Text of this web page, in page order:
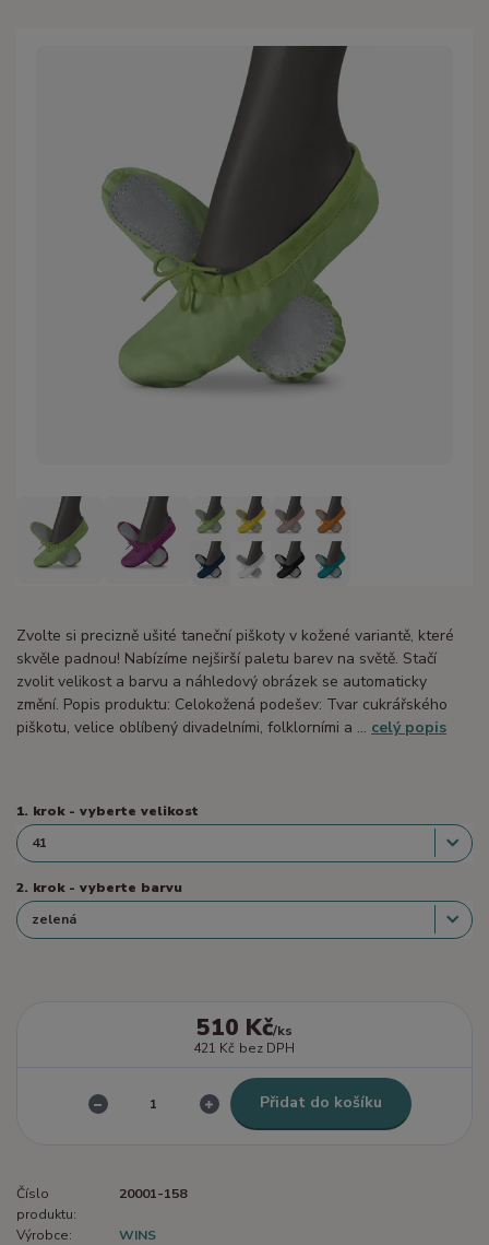
Zvolte si precizně ušité taneční piškoty v kožené variantě, které
skvěle padnou! Nabízíme nejširší paletu barev na světě. Stačí
zvolit velikost a barvu a náhledový obrázek se automaticky
změní. Popis produktu: Celokožená podešev: Tvar cukrářského
piškotu, velice oblíbený divadelními, folklorními a ... celý popis
1. krok - vyberte velikost
2. krok - vyberte barvu
510 Kč/ks
421 Kč bez DPH
Přidat do košíku
Číslo
produktu:
20001-158
Výrobce:
WINS